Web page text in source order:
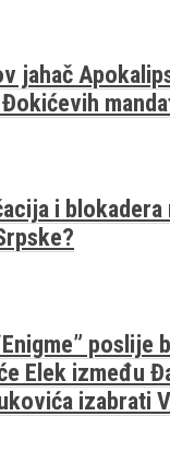
jahač
i
poslije
Elek između
izabrati